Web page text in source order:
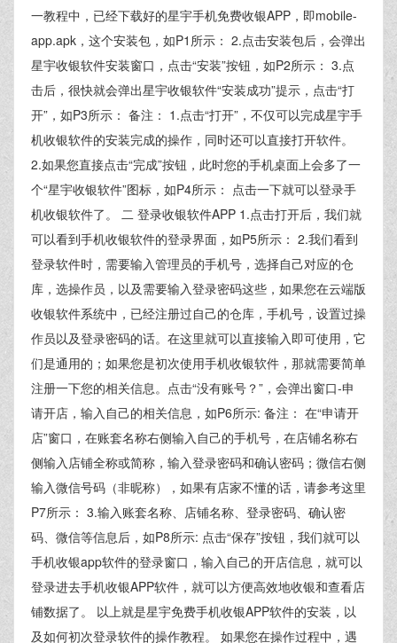
一教程中，已经下载好的星宇手机免费收银APP，即mobile-
app.apk，这个安装包，如P1所示： 2.点击安装包后，会弹出
星宇收银软件安装窗口，点击“安装”按钮，如P2所示： 3.点
击后，很快就会弹出星宇收银软件“安装成功”提示，点击“打
开”，如P3所示： 备注： 1.点击“打开”，不仅可以完成星宇手
机收银软件的安装完成的操作，同时还可以直接打开软件。
2.如果您直接点击“完成”按钮，此时您的手机桌面上会多了一
个“星宇收银软件”图标，如P4所示： 点击一下就可以登录手
机收银软件了。 二 登录收银软件APP 1.点击打开后，我们就
可以看到手机收银软件的登录界面，如P5所示： 2.我们看到
登录软件时，需要输入管理员的手机号，选择自己对应的仓
库，选操作员，以及需要输入登录密码这些，如果您在云端版
收银软件系统中，已经注册过自己的仓库，手机号，设置过操
作员以及登录密码的话。在这里就可以直接输入即可使用，它
们是通用的；如果您是初次使用手机收银软件，那就需要简单
注册一下您的相关信息。点击“没有账号？”，会弹出窗口-申
请开店，输入自己的相关信息，如P6所示: 备注： 在“申请开
店”窗口，在账套名称右侧输入自己的手机号，在店铺名称右
侧输入店铺全称或简称，输入登录密码和确认密码；微信右侧
输入微信号码（非昵称），如果有店家不懂的话，请参考这里
P7所示： 3.输入账套名称、店铺名称、登录密码、确认密
码、微信等信息后，如P8所示: 点击“保存”按钮，我们就可以
手机收银app软件的登录窗口，输入自己的开店信息，就可以
登录进去手机收银APP软件，就可以方便高效地收银和查看店
铺数据了。 以上就是星宇免费手机收银APP软件的安装，以
及如何初次登录软件的操作教程。 如果您在操作过程中，遇